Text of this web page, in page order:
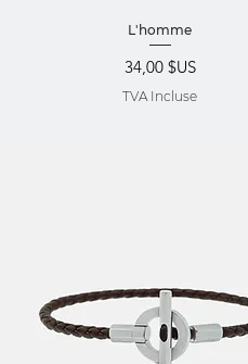
Aperçu rapide
L'homme
Prix
34,00 $US
TVA Incluse